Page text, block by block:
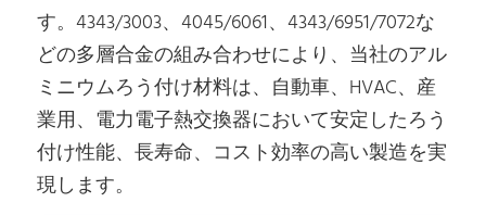
す。4343/3003、4045/6061、4343/6951/7072な
どの多層合金の組み合わせにより、当社のアル
ミニウムろう付け材料は、自動車、HVAC、産
業用、電力電子熱交換器において安定したろう
付け性能、長寿命、コスト効率の高い製造を実
現します。